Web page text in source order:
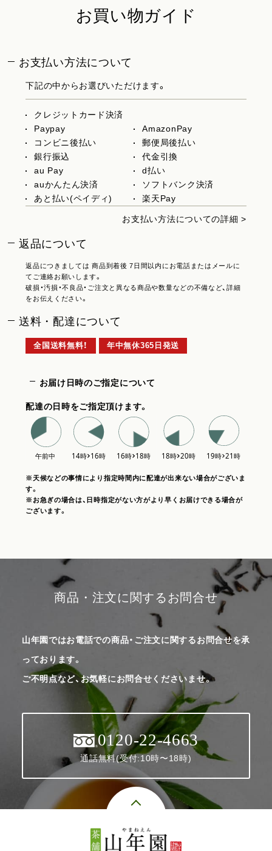
お買い物ガイド
お支払い方法について
下記の中からお選びいただけます。
クレジットカード決済
Paypay
AmazonPay
コンビニ後払い
郵便局後払い
銀行振込
代金引換
au Pay
d払い
auかんたん決済
ソフトバンク決済
あと払い(ペイディ)
楽天Pay
お支払い方法についての詳細 >
返品について
返品につきましては 商品到着後 7日間以内にお電話またはメールに
てご連絡お願いします。
破損・汚損・不良品・ご注文と異なる商品や数量などの不備など、詳細
をお伝えください。
送料・配達について
全国送料無料！ 年中無休365日発送
お届け日時のご指定について
配達の日時をご指定頂けます。
※天候などの事情により指定時間内に配達が出来ない場合がございま
す。
※お急ぎの場合は、日時指定がない方がより早くお届けできる場合が
ございます。
商品・注文に関するお問合せ
山年園ではお電話での商品・ご注文に関するお問合せを承
っております。
ご不明点など、お気軽にお問合せくださいませ。
0120-22-4663
通話無料(受付:10時〜18時)